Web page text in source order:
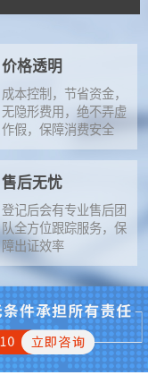
价格透明
成本控制，节省资金，
无隐形费用，绝不弄虚
作假，保障消费安全
售后无忧
登记后会有专业售后团
队全方位跟踪服务，保
障出证效率